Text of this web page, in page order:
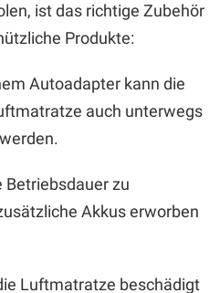
ist das richtige Zubehör
Produkte:
Autoadapter kann die
auch unterwegs
Betriebsdauer zu
Akkus erworben
Luftmatratze beschädigt